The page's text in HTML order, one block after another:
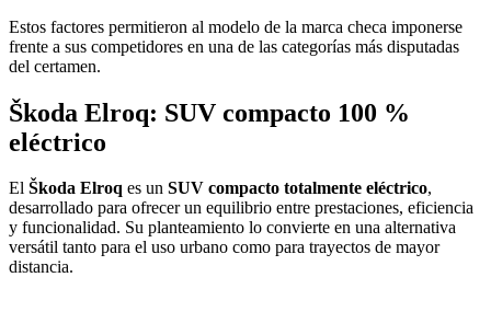
Estos factores permitieron al modelo de la marca checa imponerse
frente a sus competidores en una de las categorías más disputadas
del certamen.
Škoda Elroq: SUV compacto 100 %
eléctrico
El Škoda Elroq es un SUV compacto totalmente eléctrico,
desarrollado para ofrecer un equilibrio entre prestaciones, eficiencia
y funcionalidad. Su planteamiento lo convierte en una alternativa
versátil tanto para el uso urbano como para trayectos de mayor
distancia.